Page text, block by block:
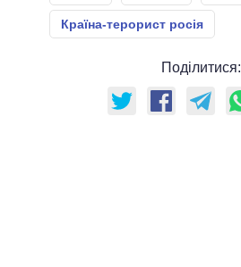
Країна-терорист росія
Поділитися: